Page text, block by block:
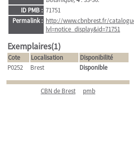
ID PMB : 71751
Permalink : http://www.cbnbrest.fr/
lvl=notice_display&id=71751
Exemplaires(1)
Cote Localisation
Disponibilité
P0252
Brest Disponible
CBN de Brest pmb